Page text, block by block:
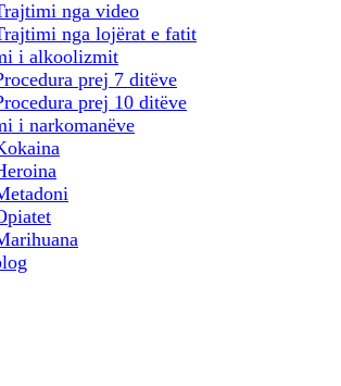
nga video
nga lojërat e fatit
i alkoolizmit
prej 7 ditëve
prej 10 ditëve
i narkomanëve